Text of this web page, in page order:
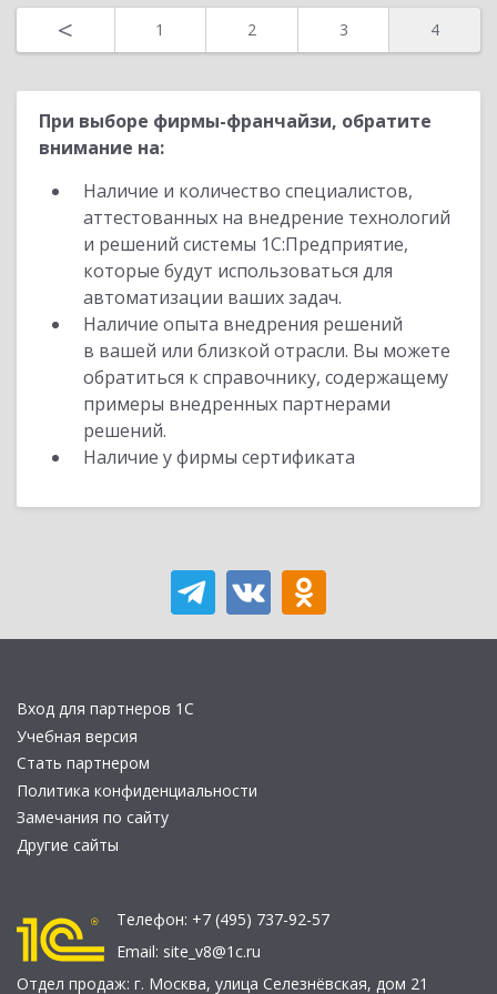
< 1 2 3 4
При выборе фирмы-франчайзи, обратите
внимание на:
Наличие и количество специалистов,
аттестованных на внедрение технологий
и решений системы 1С:Предприятие,
которые будут использоваться для
автоматизации ваших задач.
Наличие опыта внедрения решений
в вашей или близкой отрасли. Вы можете
обратиться к справочнику, содержащему
примеры внедренных партнерами
решений.
Наличие у фирмы сертификата
Вход для партнеров 1С
Учебная версия
Стать партнером
Политика конфиденциальности
Замечания по сайту
Другие сайты
Телефон: +7 (495) 737-92-57
Email: site_v8@1c.ru
Отдел продаж: г. Москва, улица Селезнёвская, дом 21